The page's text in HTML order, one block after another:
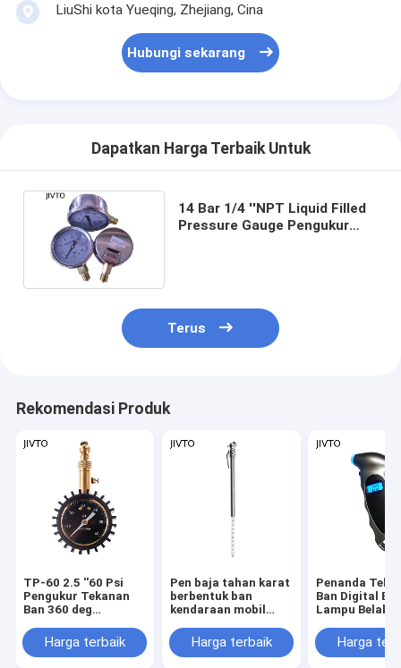
LiuShi kota Yueqing, Zhejiang, Cina
Hubungi sekarang
Dapatkan Harga Terbaik Untuk
14 Bar 1/4 ''NPT Liquid Filled
Pressure Gauge Pengukur
Terus
Rekomendasi Produk
TP-60 2.5 ''60 Psi
Pengukur Tekanan
Ban 360 deg
Ban Mobil
Harga terbaik
Pen baja tahan karat
berbentuk ban
kendaraan mobil
udaraHarga terbaik
Penanda
Ban Digital
Lampu
Udara Ban
Alat Penguji
Harga